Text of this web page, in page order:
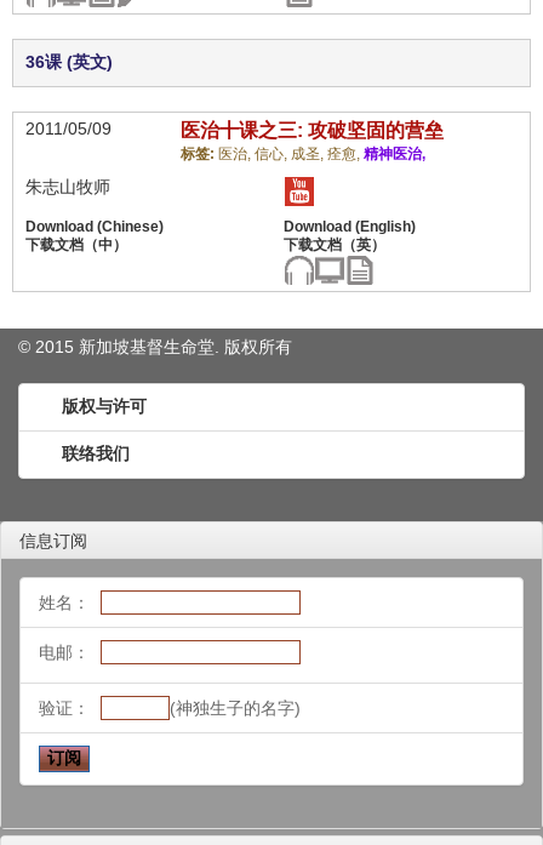
36课 (英文)
2011/05/09 医治十课之三: 攻破坚固的营垒
标签: 医治, 信心, 成圣, 痊愈, 精神医治,
朱志山牧师
© 2015 新加坡基督生命堂. 版权所有
版权与许可
联络我们
信息订阅
姓名：
电邮：
验证： (神独生子的名字)